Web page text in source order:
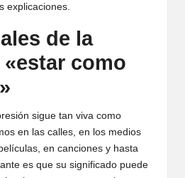
explicaciones.
de la
como
sigue tan viva como
en las calles, en los medios
en canciones y hasta
es que su significado puede